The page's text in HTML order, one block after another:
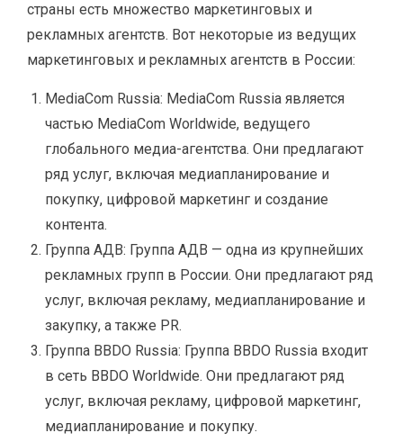
страны есть множество маркетинговых и
рекламных агентств. Вот некоторые из ведущих
маркетинговых и рекламных агентств в России:
MediaCom Russia: MediaCom Russia является
частью MediaCom Worldwide, ведущего
глобального медиа-агентства. Они предлагают
ряд услуг, включая медиапланирование и
покупку, цифровой маркетинг и создание
контента.
Группа АДВ: Группа АДВ — одна из крупнейших
рекламных групп в России. Они предлагают ряд
услуг, включая рекламу, медиапланирование и
закупку, а также PR.
Группа BBDO Russia: Группа BBDO Russia входит
в сеть BBDO Worldwide. Они предлагают ряд
услуг, включая рекламу, цифровой маркетинг,
медиапланирование и покупку.